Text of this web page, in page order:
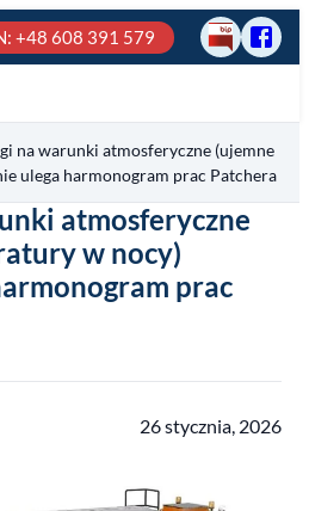
: +48 608 391 579
BIP
Pole
na
fb
na warunki atmosferyczne (ujemne
ulega harmonogram prac Patchera
atmosferyczne
w nocy)
prac
26 stycznia, 2026